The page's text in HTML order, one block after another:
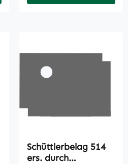
Schüttlerbelag 514
ers. durch